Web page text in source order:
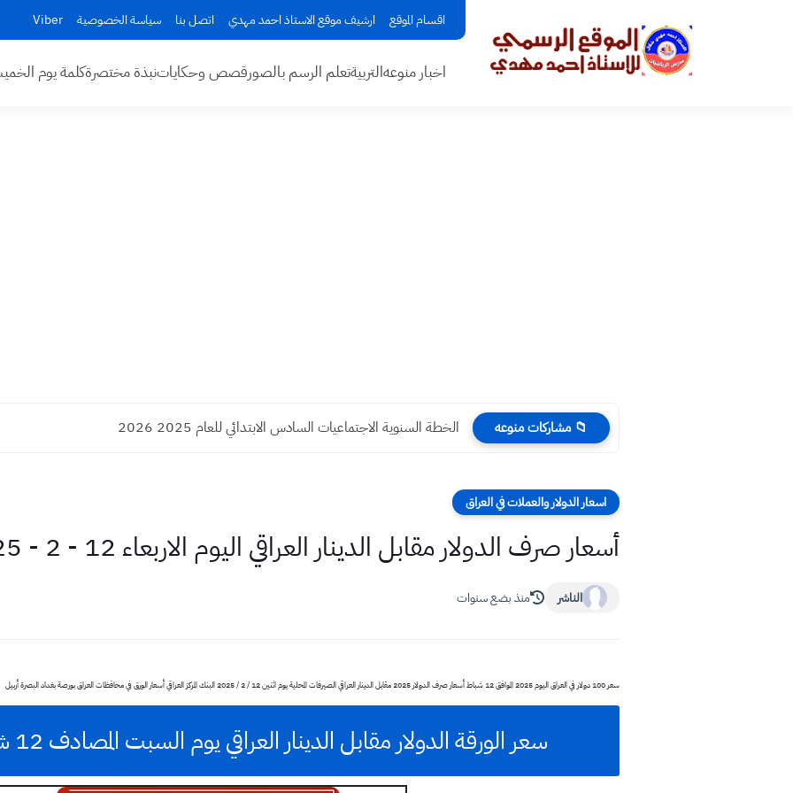
اقسام الموقع ارشيف موقع الاستاذ احمد مهدي اتصل بنا سياسة الخصوصية Viber
اخبار منوعهالتربيةتعلم الرسم بالصورقصص وحكاياتنبذة مختصرةكلمة يوم
📁 مشاركات منوعه الخطة السنوية الاجتماعيات السادس الابتدائي للعام 2025 2026
اسعار الدولار والعملات في العراق
أسعار صرف الدولار مقابل الدينار العراقي اليوم الاربعاء 12 - 2 - 2025 في الأسواق المحلية
الناشر منذ بضع سنوات
سعر 100 دولار في العراق اليوم 2025 الموافق 12 شباط أسعار صرف الدولار 2025 مقابل الدينار العراقي الصيرفات المحلية يوم اثنين 12 / 2 / 2025 البنك المركز العراقي أسعار الورق في محافظات العراق بورصة بغداد البصرة أربيل
سعر الورقة الدولار مقابل الدينار العراقي يوم السبت المصادف 12 شباط للعام 2025